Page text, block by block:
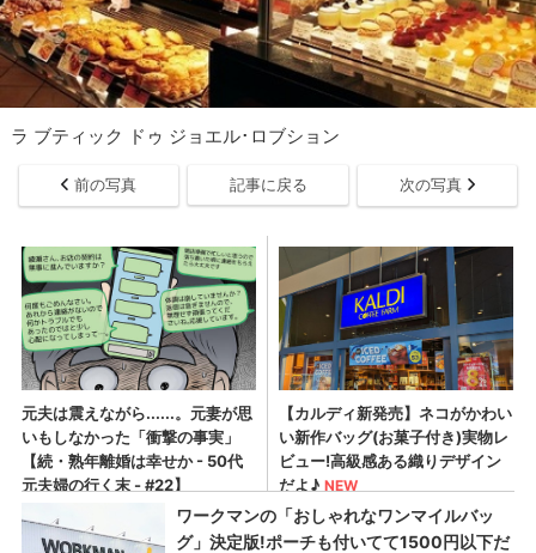
ラ ブティック ドゥ ジョエル･ロブション
前の写真 記事に戻る 次の写真